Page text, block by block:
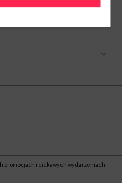
promocjach i ciekawych wydarzeniach